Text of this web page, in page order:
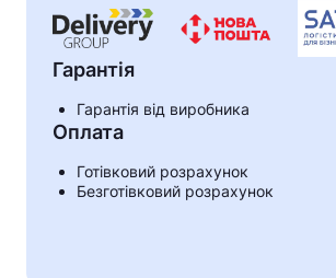
Кошик
Гарантія
Гарантія від виробника
Оплата
Готівковий розрахунок
Безготівковий розрахунок